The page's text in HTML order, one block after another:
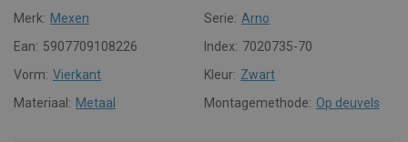
Merk: Mexen Serie: Arno
Ean: 5907709108226 Index: 7020735-70
Vorm: Vierkant Kleur: Zwart
Materiaal: Metaal Montagemethode: Op deuvels